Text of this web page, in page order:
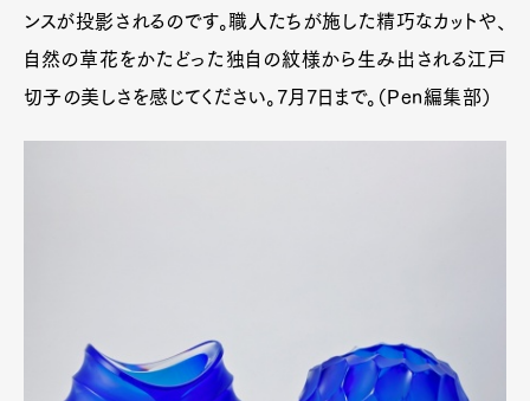
ンスが投影されるのです。職人たちが施した精巧なカットや、
自然の草花をかたどった独自の紋様から生み出される江戸
切子の美しさを感じてください。7月7日まで。（Pen編集部）